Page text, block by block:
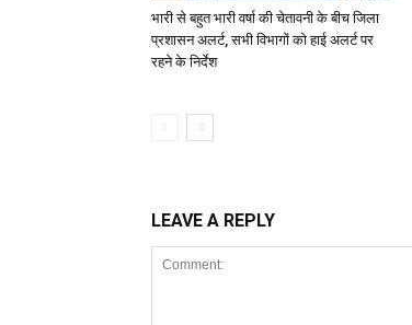
भारी से बहुत भारी वर्षा की चेतावनी के बीच जिला
प्रशासन अलर्ट, सभी विभागों को हाई अलर्ट पर
रहने के निर्देश
LEAVE A REPLY